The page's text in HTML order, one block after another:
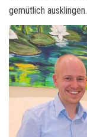
gemütlich ausklingen.